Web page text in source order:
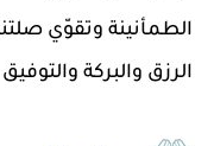
الطمأنينة وتقوّي
الرزق والبركة